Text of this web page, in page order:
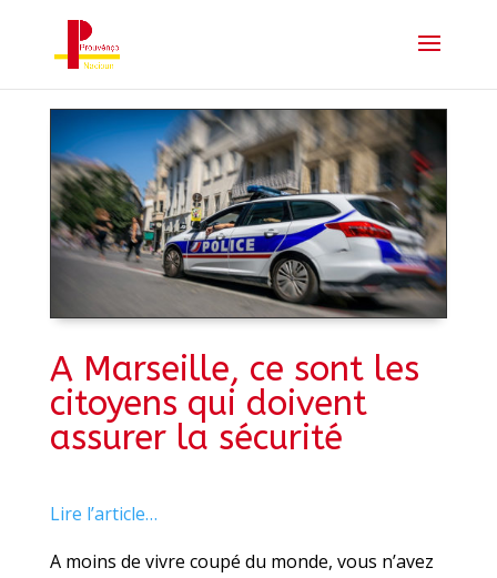
A Marseille, ce sont les
citoyens qui doivent
assurer la sécurité
Lire l’article…
A moins de vivre coupé du monde, vous n’avez